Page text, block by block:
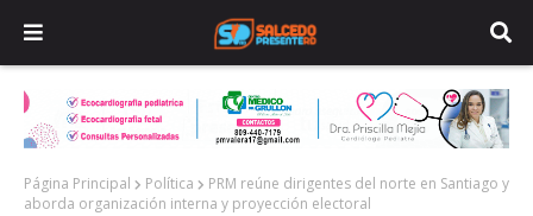
Página Principal Política
PRM reúne dirigentes del norte en Santiago y
aborda organización interna y proyección electoral